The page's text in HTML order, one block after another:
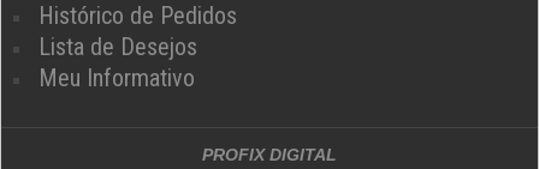
Histórico de Pedidos
Lista de Desejos
Meu Informativo
PROFIX DIGITAL